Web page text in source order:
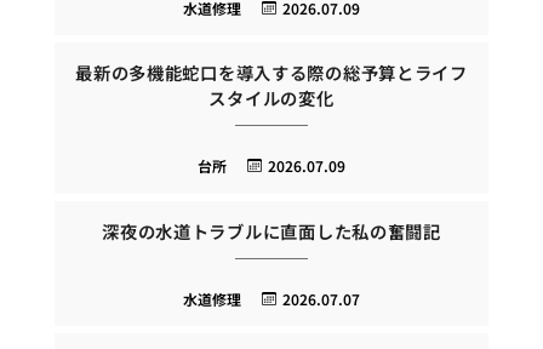
2026.07.09
水道修理
最新の多機能蛇口を導入する際の総予算とライフ
スタイルの変化
2026.07.09
台所
深夜の水道トラブルに直面した私の奮闘記
2026.07.07
水道修理